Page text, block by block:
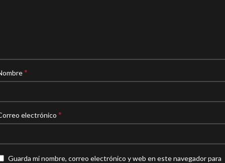
*
electrónico *
Guarda mi nombre, correo electrónico y web en este navegador para